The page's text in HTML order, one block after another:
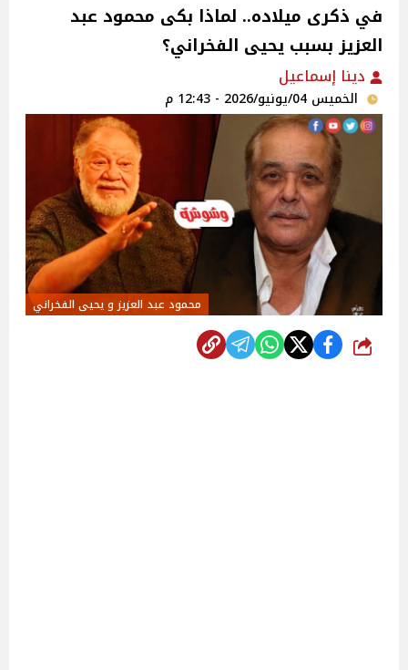
في ذكرى ميلاده.. لماذا بكى محمود عبد
العزيز بسبب يحيى الفخراني؟
دينا إسماعيل
الخميس 04/يونيو/2026 - 12:43 م
محمود عبد العزيز و يحيى الفخراني
شارك